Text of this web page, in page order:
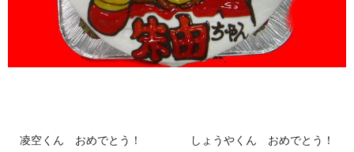
凌空くん おめでとう！ しょうやくん おめでとう！